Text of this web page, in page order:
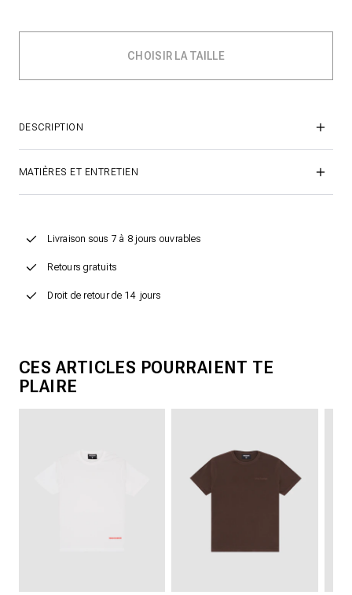
DESCRIPTION
MATIÈRES ET ENTRETIEN
Livraison sous 7 à 8 jours ouvrables
Retours gratuits
Droit de retour de 14 jours
CES ARTICLES POURRAIENT TE
PLAIRE